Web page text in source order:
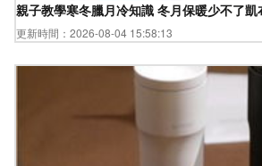
親子教學寒冬臘月冷知識 冬月保暖少不了
更新時間：2026-08-04 15:58:13